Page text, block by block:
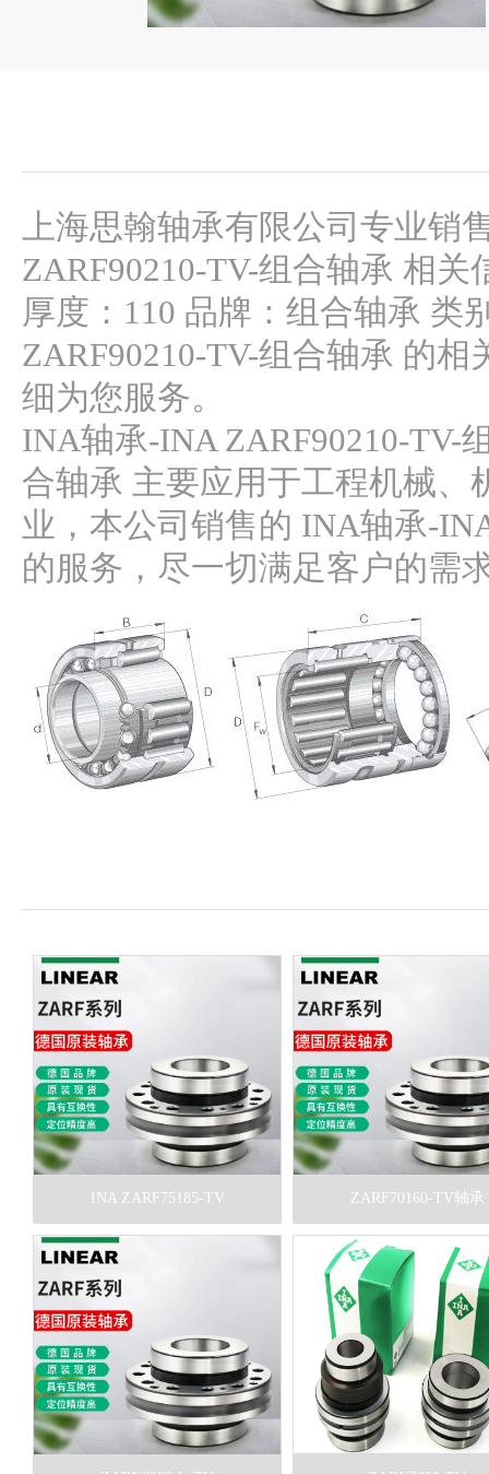
上海思翰轴承有限公司专业销
ZARF90210-TV-组合轴承 相
厚度：110 品牌：组合轴承 类
ZARF90210-TV-组合轴承 的
细为您服务。
INA轴承-INA ZARF90210-TV-
合轴承 主要应用于工程机械、
业，本公司销售的 INA轴承-
的服务，尽一切满足客户的需
INA ZARF75185-TV ZARF70160-TV轴承